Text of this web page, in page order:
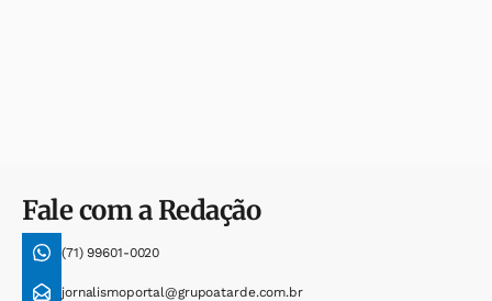
Fale com a Redação
(71) 99601-0020
jornalismoportal@grupoatarde.com.br